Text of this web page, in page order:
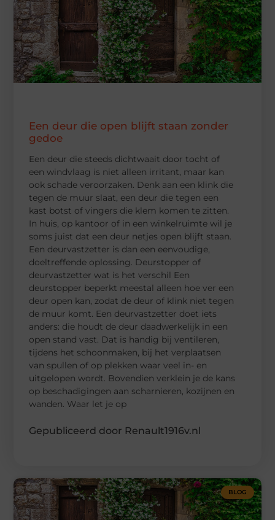
Een deur die open blijft staan zonder
gedoe
Een deur die steeds dichtwaait door tocht of
een windvlaag is niet alleen irritant, maar kan
ook schade veroorzaken. Denk aan een klink die
tegen de muur slaat, een deur die tegen een
kast botst of vingers die klem komen te zitten.
In huis, op kantoor of in een winkelruimte wil je
soms juist dat een deur netjes open blijft staan.
Een deurvastzetter is dan een eenvoudige,
doeltreffende oplossing. Deurstopper of
deurvastzetter wat is het verschil Een
deurstopper beperkt meestal alleen hoe ver een
deur open kan, zodat de deur of klink niet tegen
de muur komt. Een deurvastzetter doet iets
anders: die houdt de deur daadwerkelijk in een
open stand vast. Dat is handig bij ventileren,
tijdens het schoonmaken, bij het verplaatsen
van spullen of op plekken waar veel in- en
uitgelopen wordt. Bovendien verklein je de kans
op beschadigingen aan scharnieren, kozijnen en
wanden. Waar let je op
Gepubliceerd door Renault1916v.nl
BLOG